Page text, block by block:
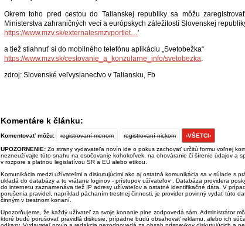
Okrem toho pred cestou do Talianskej republiky sa môžu
Ministerstva zahraničných vecí a európskych záležitostí Slovenskej
https://www.mzv.sk/externalesmzvportlet…'
a tiež stiahnuť si do mobilného telefónu aplikáciu „Svetobežka“
https://www.mzv.sk/cestovanie_a_konzularne_info/svetobezka.
zdroj: Slovenské veľvyslanectvo v Taliansku, Fb
Komentáre k článku:
Komentovať môžu: registrovaní menom registrovaní nickom ›VŠETCI‹
UPOZORNENIE: Zo strany vydavateľa novín ide o pokus zachovať určitú formu voľnej
nezneužívajte túto snahu na osočovanie kohokoľvek, na ohováranie či šírenie údajov a
v rozpore s platnou legislatívou SR a EÚ alebo etikou.
Komunikácia medzi užívateľmi a diskutujúcimi ako aj ostatná komunikácia sa v súlade s
ukladá do databázy a to vrátane loginov - prístupov užívateľov . Databáza providera
do internetu zaznamenáva tiež IP adresy užívateľov a ostatné identifikačné dáta. V
porušenia pravidel, napríklad páchaním trestnej činnosti, je provider povinný vydať túto
činným v trestnom konaní.
Upozorňujeme, že každý užívateľ za svoje konanie plne zodpovedá sám. Administrátor
ktoré budú porušovať pravidlá diskusie, prípadne budú obsahovať reklamu, alebo ich